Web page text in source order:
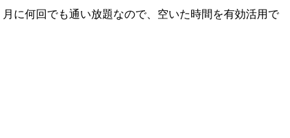
に何回でも通い放題なので、空いた時間を有効活用で